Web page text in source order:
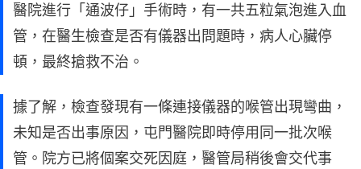
醫院進行「通波仔」手術時，有一共五粒氣泡進入血
管，在醫生檢查是否有儀器出問題時，病人心臟停
頓，最終搶救不治。
據了解，檢查發現有一條連接儀器的喉管出現彎曲，
未知是否出事原因，屯門醫院即時停用同一批次喉
管。院方已將個案交死因庭，醫管局稍後會交代事